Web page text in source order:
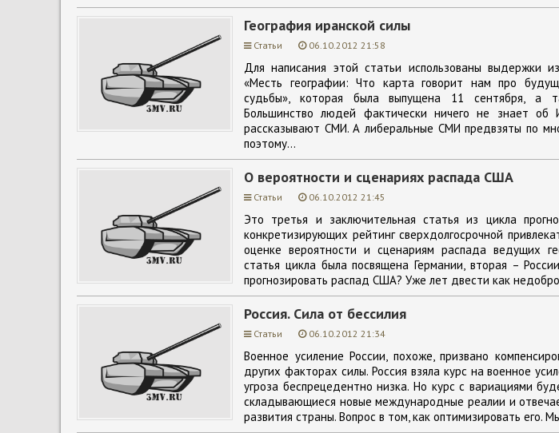
География иранской силы
Статьи 06.10.2012 21:58
Для написания этой статьи использованы выдержки
«Месть географии: Что карта говорит нам про
судьбы», которая была выпущена 11 сентября, а
Большинство людей фактически ничего не знает
рассказывают СМИ. А либеральные СМИ предвзяты по
поэтому...
О вероятности и сценариях распада США
Статьи 06.10.2012 21:45
Это третья и заключительная статья из цикла
конкретизирующих рейтинг сверхдолгосрочной
оценке вероятности и сценариям распада ведущих
статья цикла была посвящена Германии, вторая –
прогнозировать распад США? Уже лет двести как
Россия. Сила от бессилия
Статьи 06.10.2012 21:34
Военное усиление России, похоже, призвано
других факторах силы. Россия взяла курс на военное
угроза беспрецедентно низка. Но курс с вариациями
складывающиеся новые международные реалии и
развития страны. Вопрос в том, как оптимизировать его.